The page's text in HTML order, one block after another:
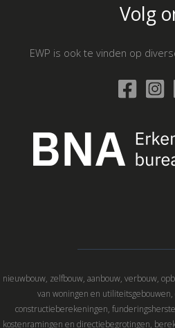
Volg
EWP is ook te vinden op
nieuwbouw, zelfbouw, aanbouw, verbouw,
van woningen en
constructieberekeningen,
kostenramingen en directiebegrotingen,